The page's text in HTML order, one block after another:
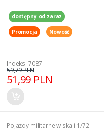
dostępny od zaraz
Promocja Nowość
Indeks: 7087
51,99 PLN
59,79 PLN
Pojazdy militarne w skali 1/72